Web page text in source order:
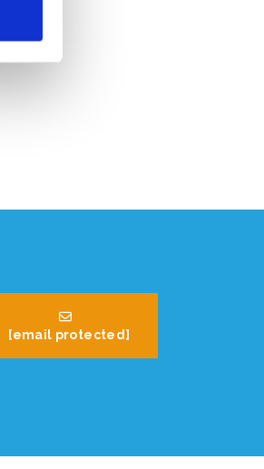
[email protected]